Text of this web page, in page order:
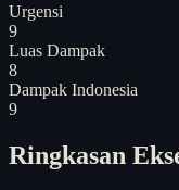
Urgensi
9
Luas Dampak
8
Dampak Indonesia
9
Ringkasan